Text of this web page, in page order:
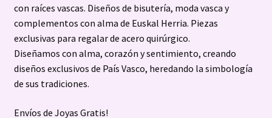
con raíces vascas. Diseños de bisutería, moda vasca y
complementos con alma de Euskal Herria. Piezas
exclusivas para regalar de acero quirúrgico.
Diseñamos con alma, corazón y sentimiento, creando
diseños exclusivos de País Vasco, heredando la simbología
de sus tradiciones.
Envíos de Joyas Gratis!